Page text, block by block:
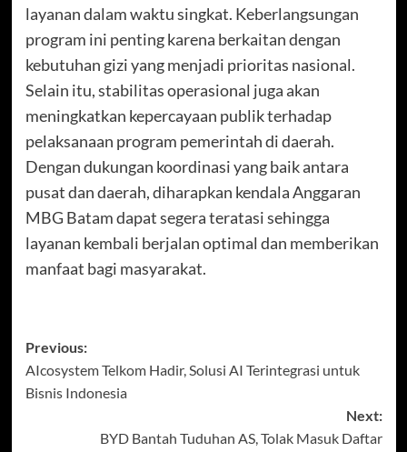
layanan dalam waktu singkat. Keberlangsungan
program ini penting karena berkaitan dengan
kebutuhan gizi yang menjadi prioritas nasional.
Selain itu, stabilitas operasional juga akan
meningkatkan kepercayaan publik terhadap
pelaksanaan program pemerintah di daerah.
Dengan dukungan koordinasi yang baik antara
pusat dan daerah, diharapkan kendala Anggaran
MBG Batam dapat segera teratasi sehingga
layanan kembali berjalan optimal dan memberikan
manfaat bagi masyarakat.
Post
navigation
Previous:
AIcosystem Telkom Hadir, Solusi AI Terintegrasi untuk
Bisnis Indonesia
Next:
BYD Bantah Tuduhan AS, Tolak Masuk Daftar